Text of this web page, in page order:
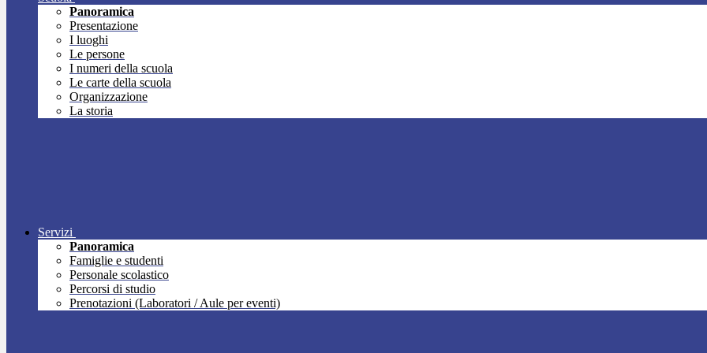
Panoramica
Presentazione
I luoghi
Le persone
I numeri della scuola
Le carte della scuola
Organizzazione
La storia
Servizi
Panoramica
Famiglie e studenti
Personale scolastico
Percorsi di studio
Prenotazioni (Laboratori / Aule per eventi)